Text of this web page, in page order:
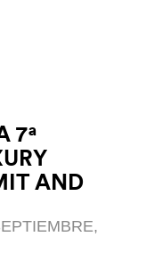
7ª
AND